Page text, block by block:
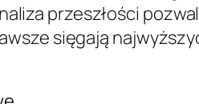
przeszłości
sięgają